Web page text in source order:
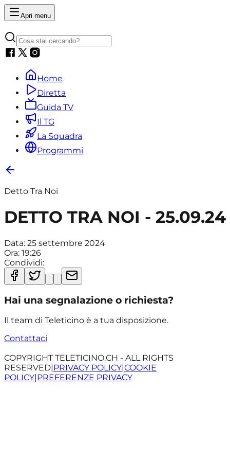
Apri menu
Home
Diretta
Guida TV
Il TG
La Squadra
Programmi
Detto Tra Noi
DETTO TRA NOI - 25.09.24
Data: 25 settembre 2024
Ora: 19:26
Condividi:
Hai una segnalazione o richiesta?
Il team di Teleticino è a tua disposizione.
Contattaci
COPYRIGHT TELETICINO.CH - ALL RIGHTS
RESERVED|PRIVACY POLICY|COOKIE
POLICY|PREFERENZE PRIVACY